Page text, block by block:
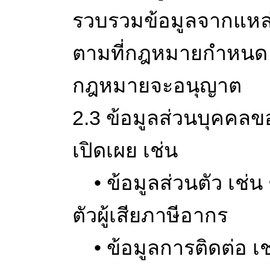
รวบรวมข้อมูลจากแห
ตามที่กฎหมายกำหน
กฎหมายจะอนุญาต
2.3 ข้อมูลส่วนบุคคลข
เปิดเผย เช่น
• ข้อมูลส่วนตัว เช่น
ตัวผู้เสียภาษีอากร
• ข้อมูลการติดต่อ เ